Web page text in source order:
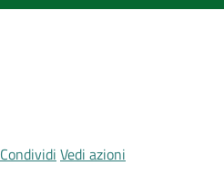
Condividi Vedi azioni